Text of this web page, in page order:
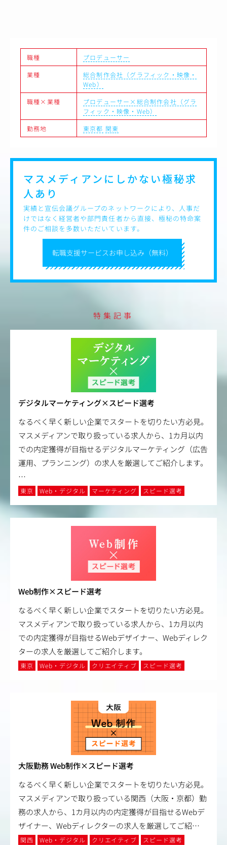
・YouTube、X、Instagram等の公式SNS運用におけるコン
テンツ企画・デザイン戦略の立案・指揮
・ファンの獲得・エンゲージメント向上に向けたマーケテ
ィング視点での施策推進
3.組織運営・チームマネジメント
・インハウスのデザイナー、ライター、動画編集者などの
育成およびチーム構築・マネジメント
・外部パートナー（制作会社、クリエイター、代理店）の
選定・ディレクションおよび予算管理
・事業部門・コンプライアンス部門とのスムーズな連携・
職種
プロデューサー
業種
総合制作会社（グラフィック・映像・
Web）
職種×業種
プロデューサー×総合制作会社（グラ
フィック・映像・Web）
勤務地
東京都 関東
転職支援サービスお申し込み（無料）
マスメディアンにしかない極秘求
人あり
実績と宣伝会議グループのネットワークにより、人事だ
けではなく経営者や部門責任者から直接、極秘の特命案
件のご相談を多数いただいています。
特集記事
デジタルマーケティング×スピード選考
なるべく早く新しい企業でスタートを切りたい方必見。
マスメディアンで取り扱っている求人から、1カ月以内
での内定獲得が目指せるデジタルマーケティング（広告
運用、プランニング）の求人を厳選してご紹介します。
…
東京 Web・デジタル マーケティング スピード選考
Web制作×スピード選考
なるべく早く新しい企業でスタートを切りたい方必見。
マスメディアンで取り扱っている求人から、1カ月以内
での内定獲得が目指せるWebデザイナー、Webディレク
ターの求人を厳選してご紹介します。
東京 Web・デジタル クリエイティブ スピード選考
大阪勤務 Web制作×スピード選考
なるべく早く新しい企業でスタートを切りたい方必見。
マスメディアンで取り扱っている関西（大阪・京都）勤
務の求人から、1カ月以内の内定獲得が目指せるWebデ
ザイナー、Webディレクターの求人を厳選してご紹…
関西 Web・デジタル クリエイティブ スピード選考